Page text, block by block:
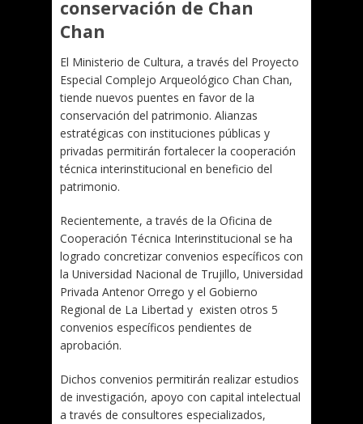
conservación de Chan
Chan
El Ministerio de Cultura, a través del Proyecto
Especial Complejo Arqueológico Chan Chan,
tiende nuevos puentes en favor de la
conservación del patrimonio. Alianzas
estratégicas con instituciones públicas y
privadas permitirán fortalecer la cooperación
técnica interinstitucional en beneficio del
patrimonio.
Recientemente, a través de la Oficina de
Cooperación Técnica Interinstitucional se ha
logrado concretizar convenios específicos con
la Universidad Nacional de Trujillo, Universidad
Privada Antenor Orrego y el Gobierno
Regional de La Libertad y existen otros 5
convenios específicos pendientes de
aprobación.
Dichos convenios permitirán realizar estudios
de investigación, apoyo con capital intelectual
a través de consultores especializados,